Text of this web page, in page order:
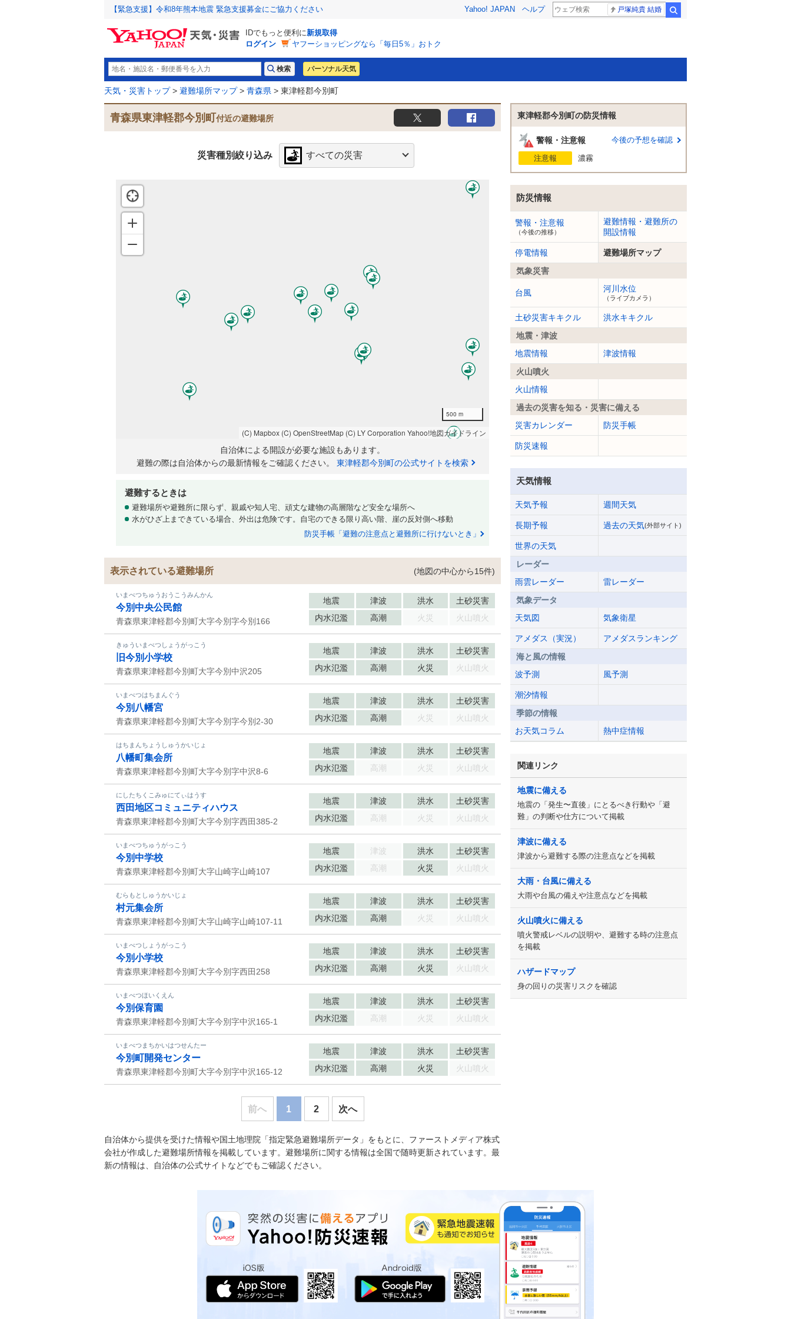
【緊急支援】令和8年熊本地震 緊急支援募金にご協力ください Yahoo! JAPAN ヘルプ 戸塚純貴 結婚
IDでもっと便利に新規取得
ログイン
ヤフーショッピングなら「毎日5％」おトク
パーソナル天気
天気・災害トップ> 避難場所マップ> 青森県 > 東津軽郡今別町
青森県東津軽郡今別町 付近の避難場所
災害種別絞り込み すべての災害
500 m
(C) Mapbox (C) OpenStreetMap (C) LY Corporation Yahoo!地図ガイドライン
自治体による開設が必要な施設もあります。
避難の際は自治体からの最新情報をご確認ください。 東津軽郡今別町の公式サイトを検索
避難するときは
避難場所や避難所に限らず、親戚や知人宅、頑丈な建物の高層階など安全な場所へ
水がひざ上まできている場合、外出は危険です。自宅のできる限り高い階、崖の反対側へ移動
防災手帳「避難の注意点と避難所に行けないとき」
表示されている避難場所 (地図の中心から15件)
いまべつちゅうおうこうみんかん
今別中央公民館
青森県東津軽郡今別町大字今別字今別166
地震 津波 洪水
土砂災害
内水氾濫
高潮 火災 火山噴火
きゅういまべつしょうがっこう
旧今別小学校
青森県東津軽郡今別町大字今別中沢205
地震 津波 洪水
土砂災害
内水氾濫
高潮 火災 火山噴火
いまべつはちまんぐう
今別八幡宮
青森県東津軽郡今別町大字今別字今別2-30
地震 津波 洪水
土砂災害
内水氾濫
高潮 火災 火山噴火
はちまんちょうしゅうかいじょ
八幡町集会所
青森県東津軽郡今別町大字今別字中沢8-6
地震 津波 洪水
土砂災害
内水氾濫
高潮 火災 火山噴火
にしたちくこみゅにてぃはうす
西田地区コミュニティハウス
青森県東津軽郡今別町大字今別字西田385-2
地震 津波 洪水
土砂災害
内水氾濫
高潮 火災 火山噴火
いまべつちゅうがっこう
今別中学校
青森県東津軽郡今別町大字山崎字山崎107
地震 津波 洪水
土砂災害
内水氾濫
高潮 火災 火山噴火
むらもとしゅうかいじょ
村元集会所
青森県東津軽郡今別町大字山崎字山崎107-11
地震 津波 洪水
土砂災害
内水氾濫
高潮 火災 火山噴火
いまべつしょうがっこう
今別小学校
青森県東津軽郡今別町大字今別字西田258
地震 津波 洪水
土砂災害
内水氾濫
高潮 火災 火山噴火
いまべつほいくえん
今別保育園
青森県東津軽郡今別町大字今別字中沢165-1
地震 津波 洪水
土砂災害
内水氾濫
高潮 火災 火山噴火
いまべつまちかいはつせんたー
今別町開発センター
青森県東津軽郡今別町大字今別字中沢165-12
地震 津波 洪水
土砂災害
内水氾濫
高潮 火災 火山噴火
前へ 1 2 次へ
自治体から提供を受けた情報や国土地理院「指定緊急避難場所データ」をもとに、ファーストメディア株式
会社が作成した避難場所情報を掲載しています。避難場所に関する情報は全国で随時更新されています。最
新の情報は、自治体の公式サイトなどでもご確認ください。
東津軽郡今別町の防災情報
警報・注意報 今後の予想を確認
注意報 濃霧
防災情報
警報・注意報
（今後の推移）
避難情報・避難所の
開設情報
停電情報
避難場所マップ
気象災害
台風 河川水位
（ライブカメラ）
土砂災害キキクル
洪水キキクル
地震・津波
地震情報
津波情報
火山噴火
火山情報
過去の災害を知る・災害に備える
災害カレンダー
防災手帳
防災速報
天気情報
天気予報 週間天気
長期予報 過去の天気(外部サイト)
世界の天気
レーダー
雨雲レーダー
雷レーダー
気象データ
天気図
気象衛星
アメダス（実況）
アメダスランキング
海と風の情報
波予測
風予測
潮汐情報
季節の情報
お天気コラム
熱中症情報
関連リンク
地震に備える
地震の「発生〜直後」にとるべき行動や「避
難」の判断や仕方について掲載
津波に備える
津波から避難する際の注意点などを掲載
大雨・台風に備える
大雨や台風の備えや注意点などを掲載
火山噴火に備える
噴火警戒レベルの説明や、避難する時の注意点
を掲載
ハザードマップ
身の回りの災害リスクを確認